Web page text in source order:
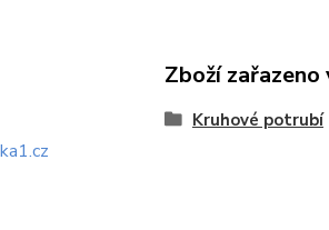
Zboží
Kruhové potrubí